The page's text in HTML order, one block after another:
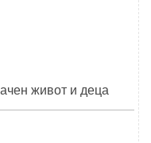
живот и деца